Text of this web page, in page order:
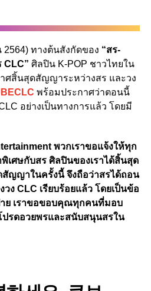
2564) ทางต้นสังกัดของ “สร-
CLC” ศิลปิน K-POP ชาวไทยใน
ศสิ้นสุดสัญญาระหว่างสร และวง
พร้อมประกาศว่าตอนนี้
อย่างเป็นทางการแล้ว โดยมี
พวกเราขอแจ้งให้ทุก
ศษกับสร ศิลปินของเราได้สิ้นสุด
สัญญาในครั้งนี้ จึงถือว่าสรได้ถอน
ง CLC เรียบร้อยแล้ว โดยเป็นข้อ
ย เราขอขอบคุณทุกคนที่มอบ
ปรดอวยพรและสนับสนุนสรใน